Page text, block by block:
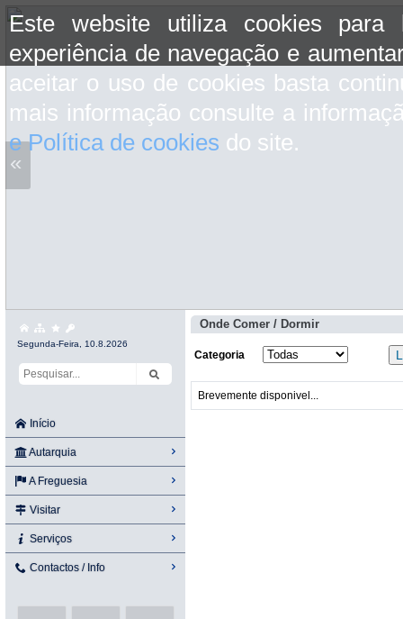
Este website utiliza cookies para
experiência de navegação e
aceitar o uso de cookies basta
mais informação consulte a
e Política de cookies do site.
«
Segunda-Feira, 10.8.2026
Início
Autarquia
A Freguesia
Visitar
Serviços
Contactos / Info
Onde Comer / Dormir
Categoria
Brevemente disponivel...